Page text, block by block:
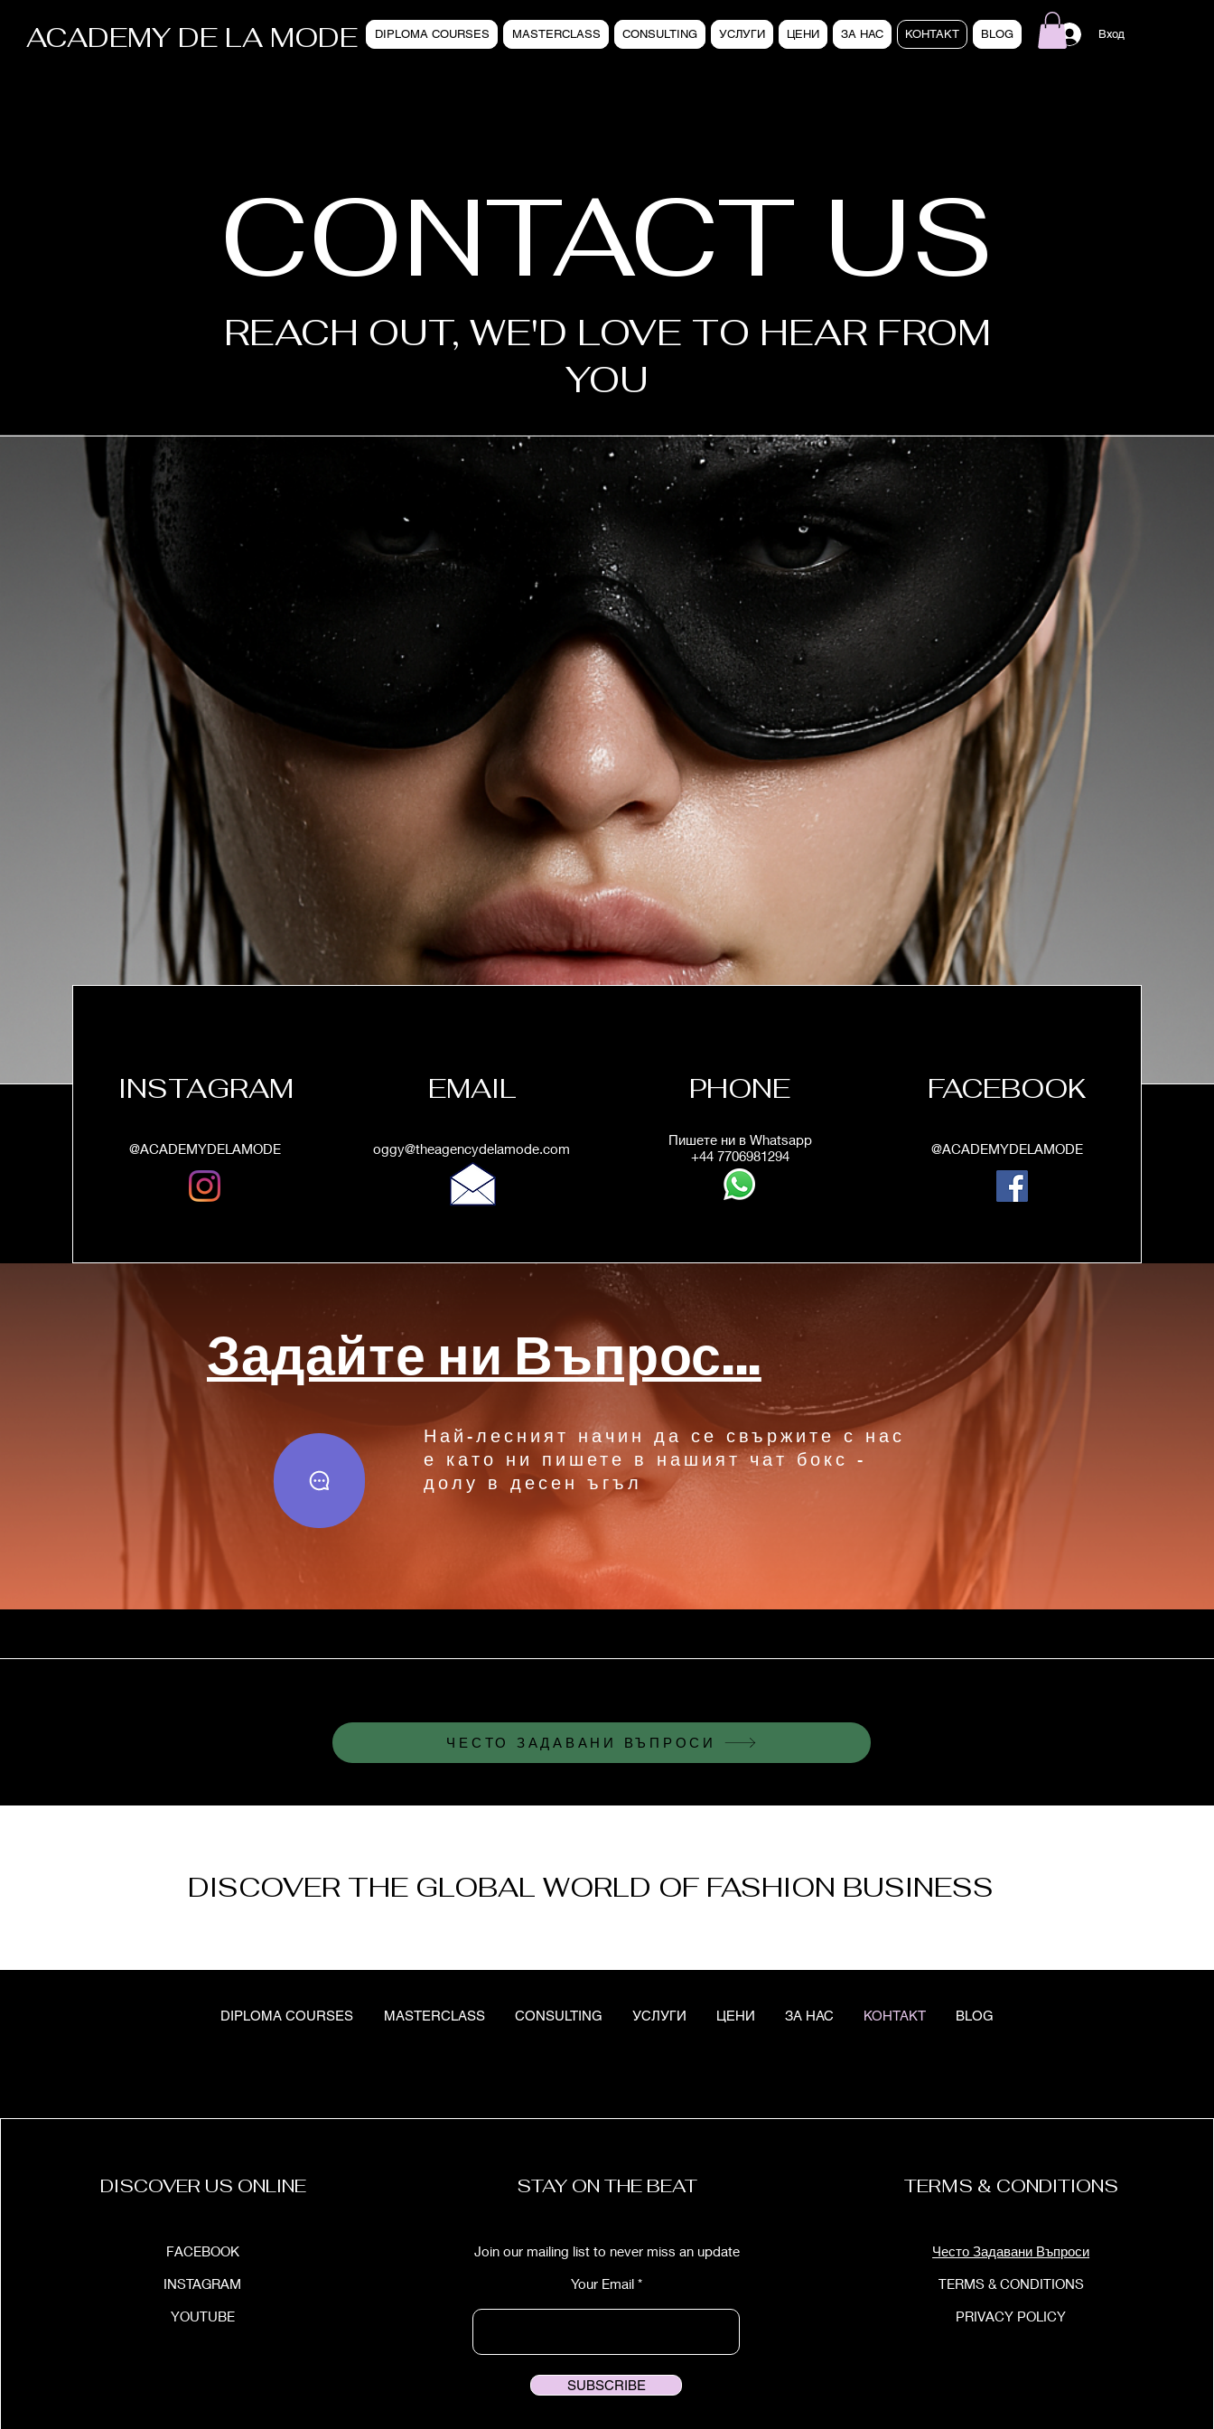
ACADEMY DE LA MODE DIPLOMA COURSES MASTERCLASS CONSULTING УСЛУГИ ЦЕНИ ЗА НАС КОНТАКТ BLOG Вход
CONTACT US
REACH OUT, WE'D LOVE TO HEAR FROM
YOU
INSTAGRAM
@ACADEMYDELAMODE
EMAIL
oggy@theagencydelamode.com
PHONE
Пишете ни в Whatsapp
+44 7706981294
FACEBOOK
@ACADEMYDELAMODE
Задайте ни Въпрос...
Най-лесният начин да се свържите с нас
е като ни пишете в нашият чат бокс -
долу в десен ъгъл
ЧЕСТО ЗАДАВАНИ ВЪПРОСИ
DISCOVER THE GLOBAL WORLD OF FASHION BUSINESS
DIPLOMA COURSES MASTERCLASS CONSULTING УСЛУГИ ЦЕНИ ЗА НАС КОНТАКТ BLOG
DISCOVER US ONLINE
FACEBOOK
INSTAGRAM
YOUTUBE
STAY ON THE BEAT
Join our mailing list to never miss an update
Your Email
SUBSCRIBE
TERMS & CONDITIONS
Често Задавани Въпроси
TERMS & CONDITIONS
PRIVACY POLICY